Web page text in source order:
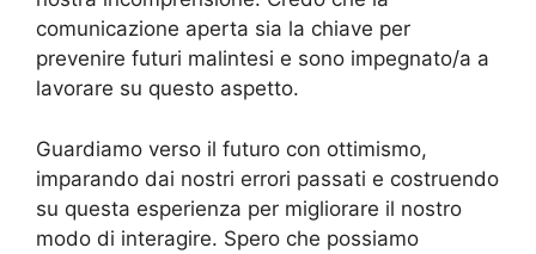
comunicazione aperta sia la chiave per
prevenire futuri malintesi e sono impegnato/a a
lavorare su questo aspetto.
Guardiamo verso il futuro con ottimismo,
imparando dai nostri errori passati e costruendo
su questa esperienza per migliorare il nostro
modo di interagire. Spero che possiamo